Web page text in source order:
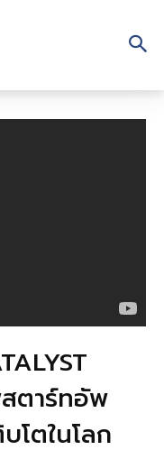
ตาร์ทอัพ
โตในโลก